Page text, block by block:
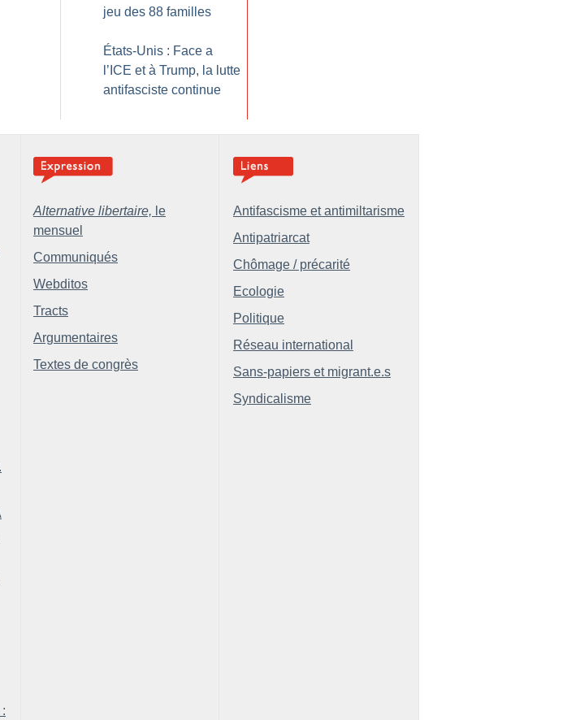
jeu des 88 familles
États-Unis : Face a
l’ICE et à Trump, la lutte
antifasciste continue
Alternative libertaire, le
mensuel
Communiqués
Webditos
Tracts
Argumentaires
Textes de congrès
Antifascisme et antimiltarisme
Antipatriarcat
Chômage / précarité
Ecologie
Politique
Réseau international
Sans-papiers et migrant.e.s
Syndicalisme